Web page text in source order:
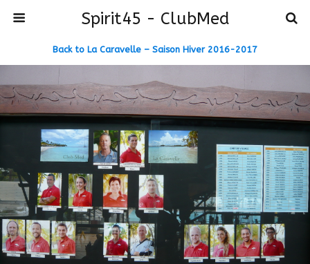
Spirit45 - ClubMed
Back to La Caravelle – Saison Hiver 2016-2017